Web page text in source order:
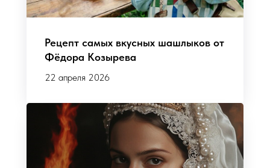
Рецепт самых вкусных шашлыков от
Фёдора Козырева
22 апреля 2026